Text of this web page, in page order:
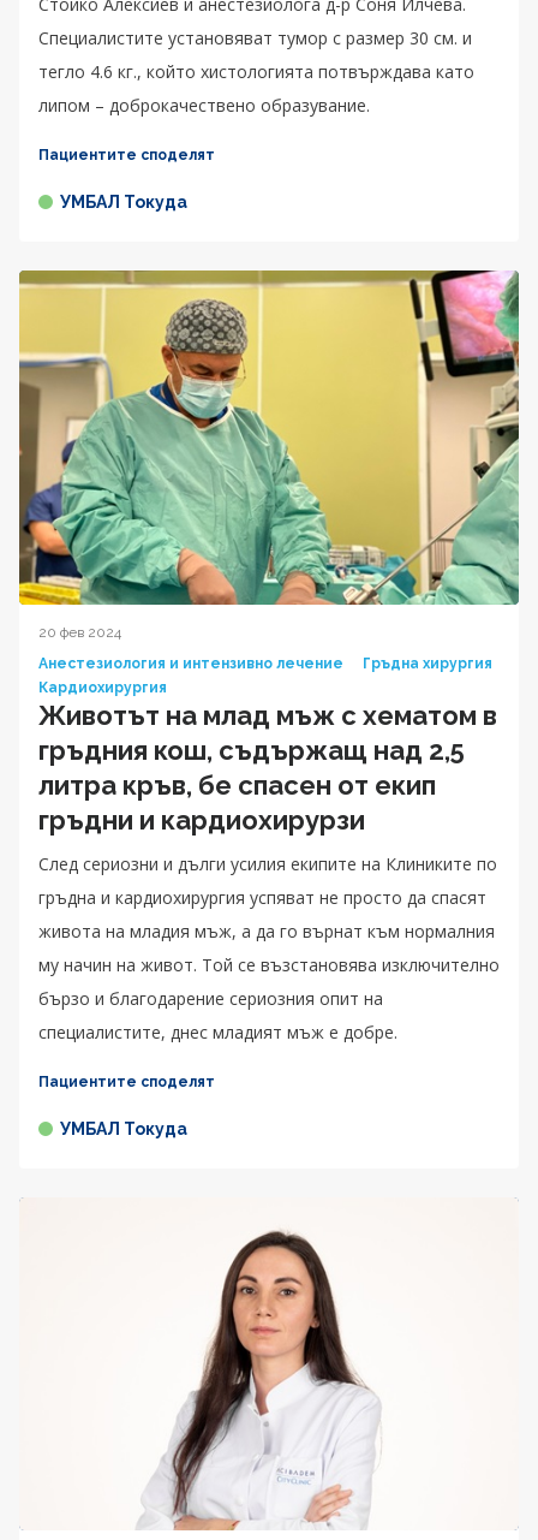
Специалистите установяват тумор с размер 30 см. и
тегло 4.6 кг., който хистологията потвърждава като
липом – доброкачествено образувание.
Пациентите споделят
УМБАЛ Токуда
20 фев 2024
Анестезиология и интензивно лечение
Гръдна хирургия
Кардиохирургия
Животът на млад мъж с хематом в
гръдния кош, съдържащ над 2,5
литра кръв, бе спасен от екип
гръдни и кардиохирурзи
След сериозни и дълги усилия екипите на Клиниките по
гръдна и кардиохирургия успяват не просто да спасят
живота на младия мъж, а да го върнат към нормалния
му начин на живот. Той се възстановява изключително
бързо и благодарение сериозния опит на
специалистите, днес младият мъж е добре.
Пациентите споделят
УМБАЛ Токуда